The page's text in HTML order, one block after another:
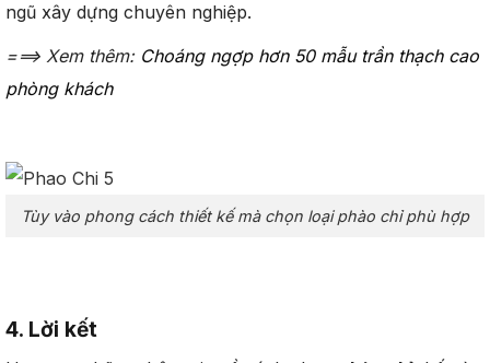
ngũ xây dựng chuyên nghiệp.
===> Xem thêm: Choáng ngợp hơn 50 mẫu trần thạch cao
phòng khách
Tùy vào phong cách thiết kế mà chọn loại phào chỉ phù hợp
4. Lời kết